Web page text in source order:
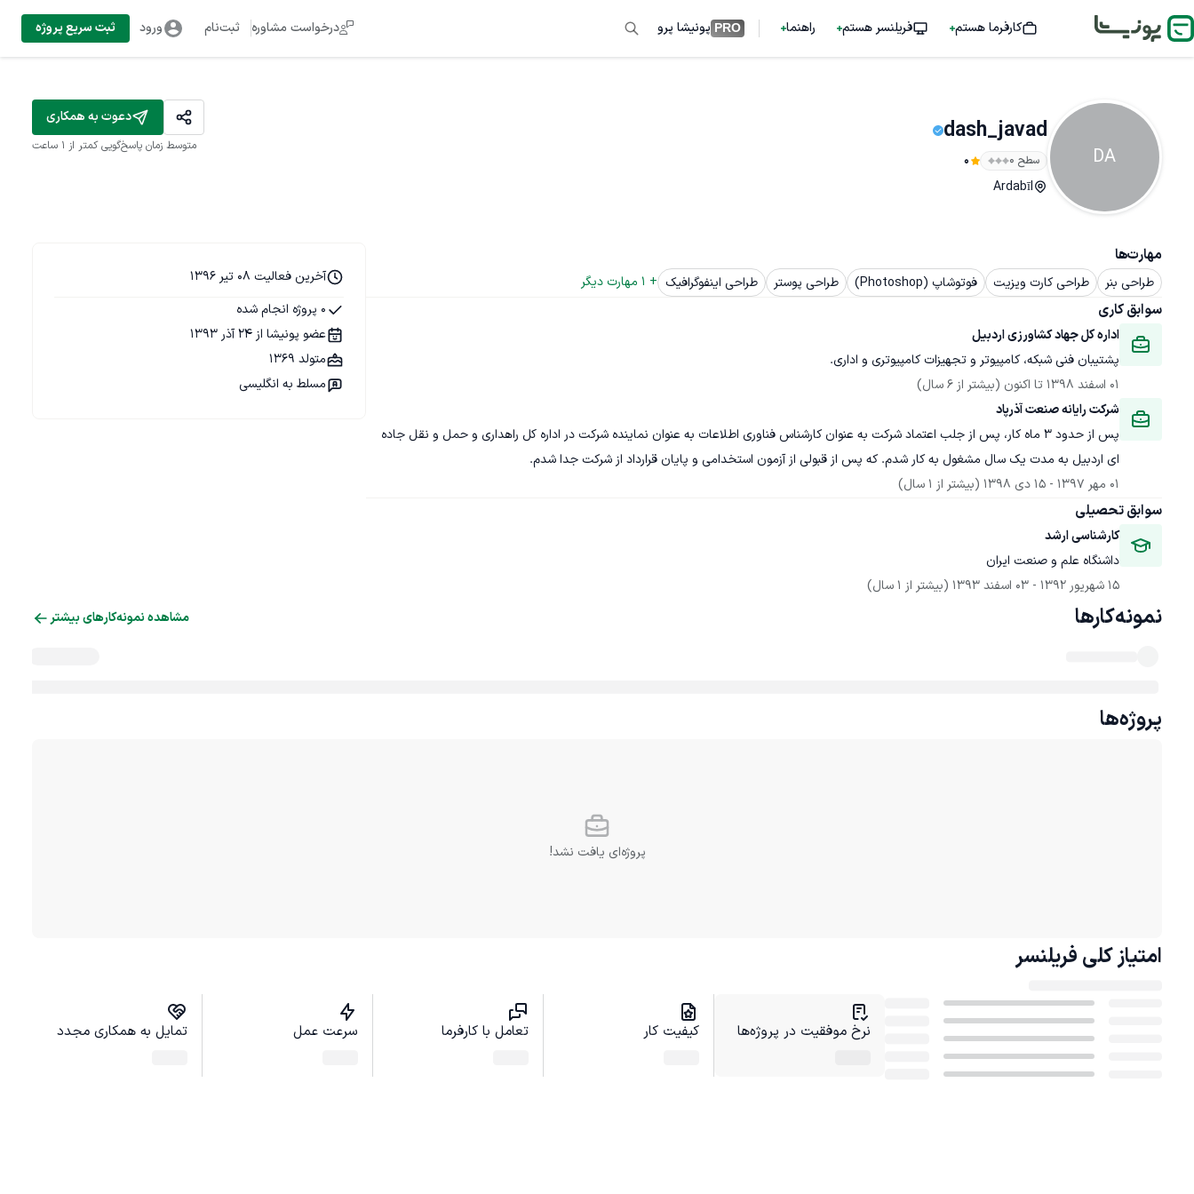
کارفرما هستم فریلنسر هستم راهنما PRO پونیشا پرو درخواست مشاوره ثبت‌نام ورود ثبت سریع پروژه
DA
dash_javad
سطح ۰ 0
Ardabīl
دعوت به همکاری
متوسط زمان پاسخ‌گویی کمتر از 1 ساعت
مهارت‌ها
طراحی بنر طراحی کارت ویزیت فوتوشاپ (Photoshop) طراحی پوستر طراحی اینفوگرافیک +
1 مهارت دیگر
سوابق کاری
اداره کل جهاد کشاورزی اردبیل
پشتیبان فنی شبکه، کامپیوتر و تجهیزات کامپیوتری و اداری.
01 اسفند 1398
تا اکنون (بیشتر از 6 سال)
شرکت رایانه صنعت آذرپاد
پس از حدود 3 ماه کار، پس از جلب اعتماد شرکت به عنوان کارشناس فناوری اطلاعات به عنوان نماینده شرکت در اداره کل راهداری و حمل و نقل جاده
ای اردبیل به مدت یک سال مشغول به کار شدم. که پس از قبولی از آزمون استخدامی و پایان قرارداد از شرکت جدا شدم.
01 مهر 1397
- 15 دی 1398 (بیشتر از 1 سال)
سوابق تحصیلی
کارشناسی ارشد
داشنگاه علم و صنعت ایران
15 شهریور 1392
- 03 اسفند 1393 (بیشتر از 1 سال)
آخرین فعالیت 08 تیر 1396
0 پروژه انجام شده
عضو پونیشا از 24 آذر 1393
متولد 1369
مسلط به انگلیسی
نمونه‌کارها مشاهده نمونه‌کارهای بیشتر
پروژه‌ها
پروژه‌ای یافت نشد!
امتیاز کلی فریلنسر
نرخ موفقیت در پروژه‌ها کیفیت کار تعامل با کارفرما سرعت عمل تمایل به همکاری مجدد